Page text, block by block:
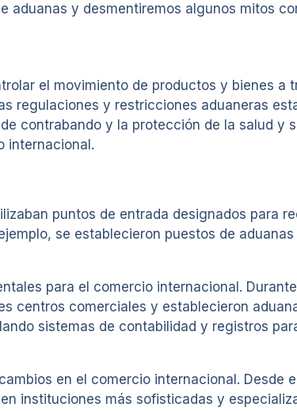
aduanas y desmentiremos algunos mitos
el movimiento de productos y bienes a
regulaciones y restricciones aduaneras
contrabando y la protección de la salud y
internacional.
puntos de entrada designados para
se establecieron puestos de aduanas
para el comercio internacional.
centros comerciales y establecieron
sistemas de contabilidad y registros
en el comercio internacional. Desde
instituciones más sofisticadas y